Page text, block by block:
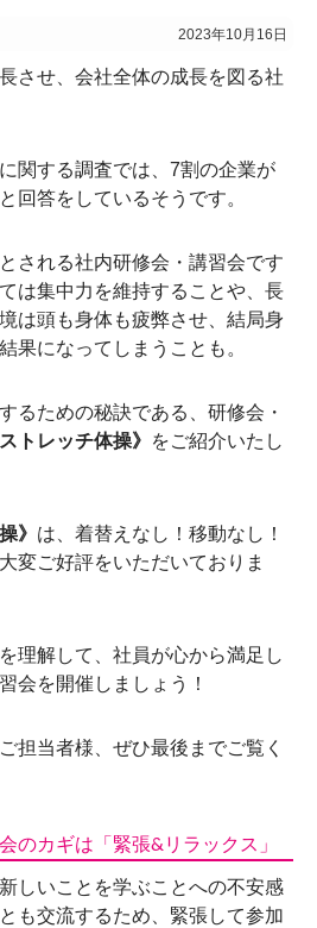
2023年10月16日
させ、会社全体の成長を図る社
関する調査では、7割の企業が
回答をしているそうです。
される社内研修会・講習会です
は集中力を維持することや、長
は頭も身体も疲弊させ、結局身
果になってしまうことも。
るための秘訣である、研修会・
ストレッチ体操》 をご紹介いたし
》 は、着替えなし！移動なし！
変ご好評をいただいておりま
理解して、社員が心から満足し
会を開催しましょう！
担当者様、ぜひ最後までご覧く
のカギは「緊張&リラックス」
しいことを学ぶことへの不安感
も交流するため、緊張して参加